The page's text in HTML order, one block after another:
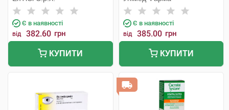
Є в наявності
від 382.60 грн
КУПИТИ
Є в наявності
від 385.00 грн
КУПИТИ